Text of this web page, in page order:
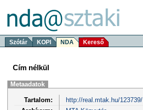
Szótár KOPI NDA Kereső
Cím nélkül
Metaadatok
Tartalom:
http://real.mtak.hu/123739/